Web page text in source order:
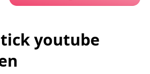
youtube